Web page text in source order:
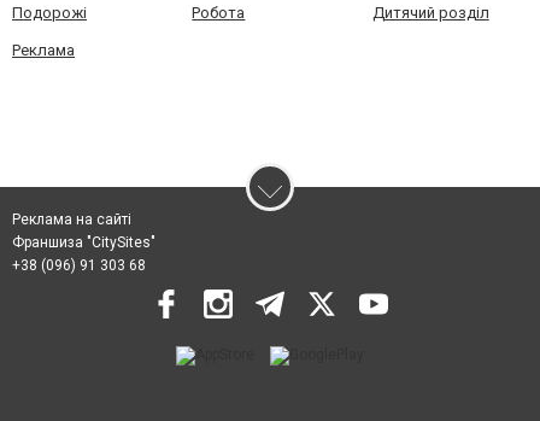
Подорожі Робота Дитячий розділ
Реклама
Реклама на сайті
Франшиза "CitySites"
+38 (096) 91 303 68